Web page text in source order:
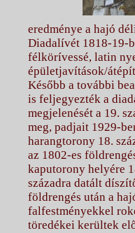
eredménye a hajó
Diadalívét 1818-19-
félkörívessé, latin
épületjavítások/
Később a további
is feljegyezték a
megjelenését a 19.
meg, padjait 1929-
harangtorony 18.
az 1802-es
kaputorony helyére
századra datált
földrengés után a
falfestményekkel
töredékei kerültek